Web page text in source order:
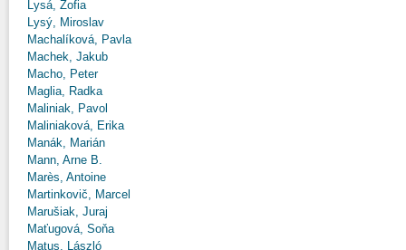
Lysá, Žofia
Lysý, Miroslav
Machalíková, Pavla
Machek, Jakub
Macho, Peter
Maglia, Radka
Maliniak, Pavol
Maliniaková, Erika
Manák, Marián
Mann, Arne B.
Marès, Antoine
Martinkovič, Marcel
Marušiak, Juraj
Maťugová, Soňa
Matus, László